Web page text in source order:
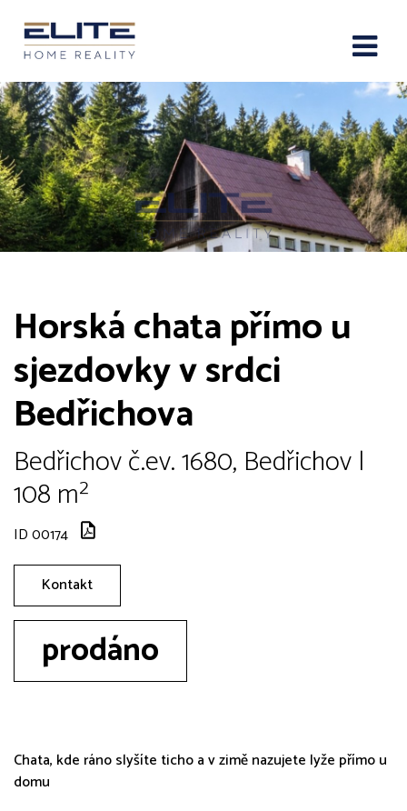
Horská chata přímo u
sjezdovky v srdci
Bedřichova
Bedřichov č.ev. 1680, Bedřichov |
108 m²
ID 00174
Kontakt
prodáno
Chata, kde ráno slyšíte ticho a v zimě nazujete lyže přímo u
domu